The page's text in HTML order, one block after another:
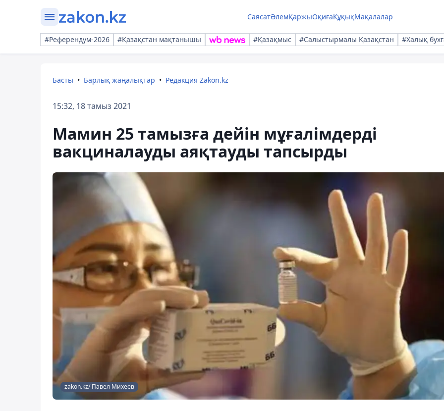
СаясатӘлемҚаржыОқиғаҚұқықМақалалар
#Референдум-2026 #Қазақстан мақтанышы #Қазақмыс #Салыстырмалы Қазақстан #Халық
Басты Барлық жаңалықтар Редакция Zakon.kz
15:32, 18 тамыз 2021
Мамин 25 тамызға дейін мұғалімдерді
вакциналауды аяқтауды тапсырды
zakon.kz/ Павел Михеев